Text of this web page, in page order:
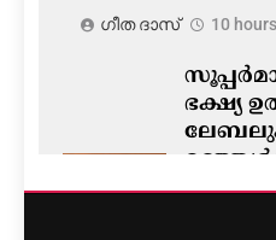
ഗീത ദാസ്‌ 10
ഭക്ഷ്യ